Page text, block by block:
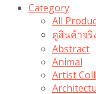
Category
All
ดูสินค้าจริ
Abstract
Animal
Artist